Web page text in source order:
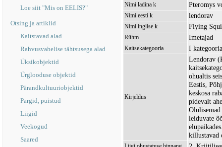
Loe siit "Mis on EELIS?"
Otsing ja artiklid
Kaitstavad alad
Rahvusvahelise tähtsusega alad
Üksikobjektid
Ürglooduse objektid
Pärandkultuuriobjektid
Pargid, puistud
Liigid
Veekogud
Saared
Nimi ladina k Pteromys
Nimi eesti k lendorav
Nimi inglise k Flying
Rühm Imetajad
Kaitsekategooria I kategooria
Kirjeldus
Lendorav
ohualtis
Eestis,
keskosa
pidevalt
Olulisemad
leiduvate
killustavad